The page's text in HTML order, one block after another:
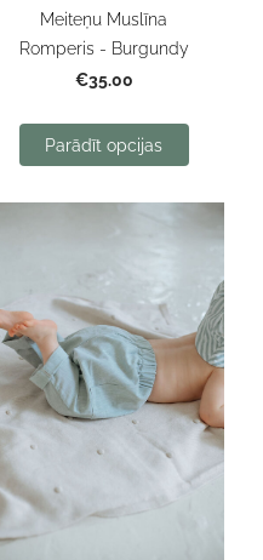
Meiteņu Muslīna
Romperis - Burgundy
€35.00
Parādīt opcijas